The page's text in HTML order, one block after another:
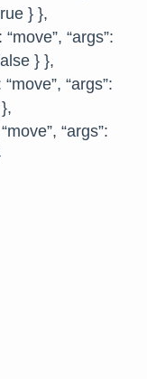
} },
“args”:
} },
“args”:
“args”: